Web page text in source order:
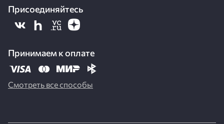
Присоединяйтесь
Принимаем к оплате
Смотреть все способы